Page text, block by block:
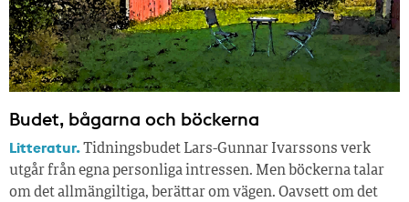
Budet, bågarna och böckerna
Litteratur.Tidningsbudet Lars-Gunnar Ivarssons verk
utgår från egna personliga intressen. Men böckerna talar
om det allmängiltiga, berättar om vägen. Oavsett om det